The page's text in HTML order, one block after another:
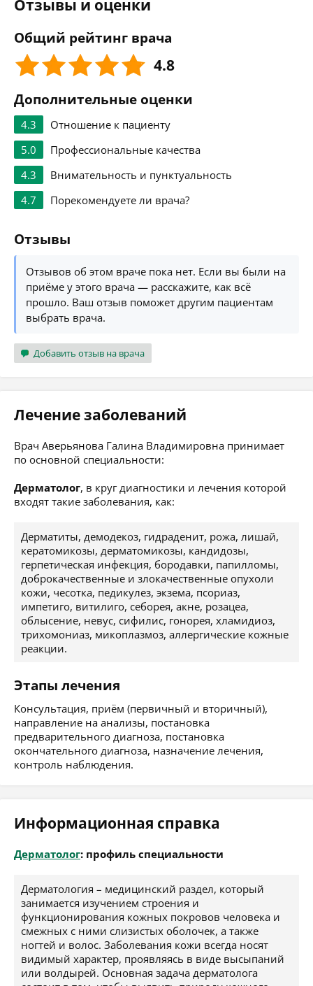
Отзывы и оценки
Общий рейтинг врача
4.8
Дополнительные оценки
4.3
Отношение к пациенту
5.0
Профессиональные качества
4.3
Внимательность и пунктуальность
4.7
Порекомендуете ли врача?
Отзывы
Отзывов об этом враче пока нет. Если вы были на
приёме у этого врача — расскажите, как всё
прошло. Ваш отзыв поможет другим пациентам
выбрать врача.
Добавить отзыв на врача
Лечение заболеваний
Врач Аверьянова Галина Владимировна принимает
по основной специальности:
Дерматолог, в круг диагностики и лечения которой
входят такие заболевания, как:
Дерматиты, демодекоз, гидраденит, рожа, лишай,
кератомикозы, дерматомикозы, кандидозы,
герпетическая инфекция, бородавки, папилломы,
доброкачественные и злокачественные опухоли
кожи, чесотка, педикулез, экзема, псориаз,
импетиго, витилиго, себорея, акне, розацеа,
облысение, невус, сифилис, гонорея, хламидиоз,
трихомониаз, микоплазмоз, аллергические кожные
реакции.
Этапы лечения
Консультация, приём (первичный и вторичный),
направление на анализы, постановка
предварительного диагноза, постановка
окончательного диагноза, назначение лечения,
контроль наблюдения.
Информационная справка
Дерматолог: профиль специальности
Дерматология – медицинский раздел, который
занимается изучением строения и
функционирования кожных покровов человека и
смежных с ними слизистых оболочек, а также
ногтей и волос. Заболевания кожи всегда носят
видимый характер, проявляясь в виде высыпаний
или волдырей. Основная задача дерматолога